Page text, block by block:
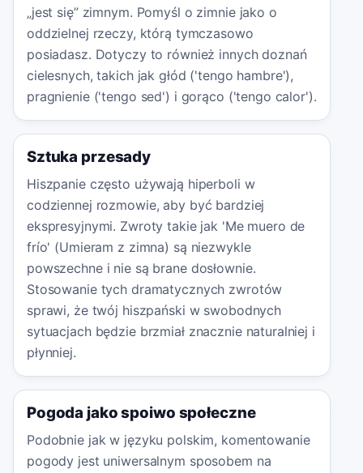
„jest się” zimnym. Pomyśl o zimnie jako o
oddzielnej rzeczy, którą tymczasowo
posiadasz. Dotyczy to również innych doznań
cielesnych, takich jak głód ('tengo hambre'),
pragnienie ('tengo sed') i gorąco ('tengo calor').
Sztuka przesady
Hiszpanie często używają hiperboli w
codziennej rozmowie, aby być bardziej
ekspresyjnymi. Zwroty takie jak 'Me muero de
frío' (Umieram z zimna) są niezwykle
powszechne i nie są brane dosłownie.
Stosowanie tych dramatycznych zwrotów
sprawi, że twój hiszpański w swobodnych
sytuacjach będzie brzmiał znacznie naturalniej i
płynniej.
Pogoda jako spoiwo społeczne
Podobnie jak w języku polskim, komentowanie
pogody jest uniwersalnym sposobem na